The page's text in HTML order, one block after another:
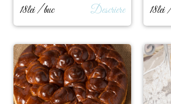
18lei / buc Descriere 18lei